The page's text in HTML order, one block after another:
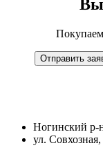
Отправить
Ногинский р-
ул.